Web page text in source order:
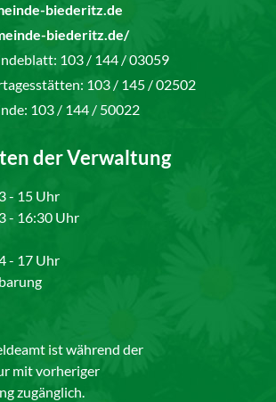
biederitz.de
biederitz.de/
103 / 144 / 03059
103 / 145 / 02502
103 / 144 / 50022
der Verwaltung
- 15 Uhr
- 16:30 Uhr
- 17 Uhr
ist während der
mit vorheriger
zugänglich.